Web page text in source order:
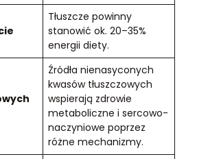
Tłuszcze powinny
stanowić ok. 20–35%
energii diety.
Źródła nienasyconych
kwasów tłuszczowych
wspierają zdrowie
metaboliczne i sercowo-
naczyniowe poprzez
różne mechanizmy.